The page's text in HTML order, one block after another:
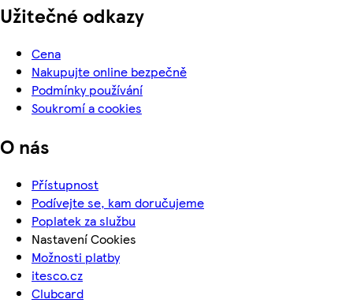
Užitečné odkazy
Cena
Nakupujte online bezpečně
Podmínky používání
Soukromí a cookies
O nás
Přístupnost
Podívejte se, kam doručujeme
Poplatek za službu
Nastavení Cookies
Možnosti platby
itesco.cz
Clubcard